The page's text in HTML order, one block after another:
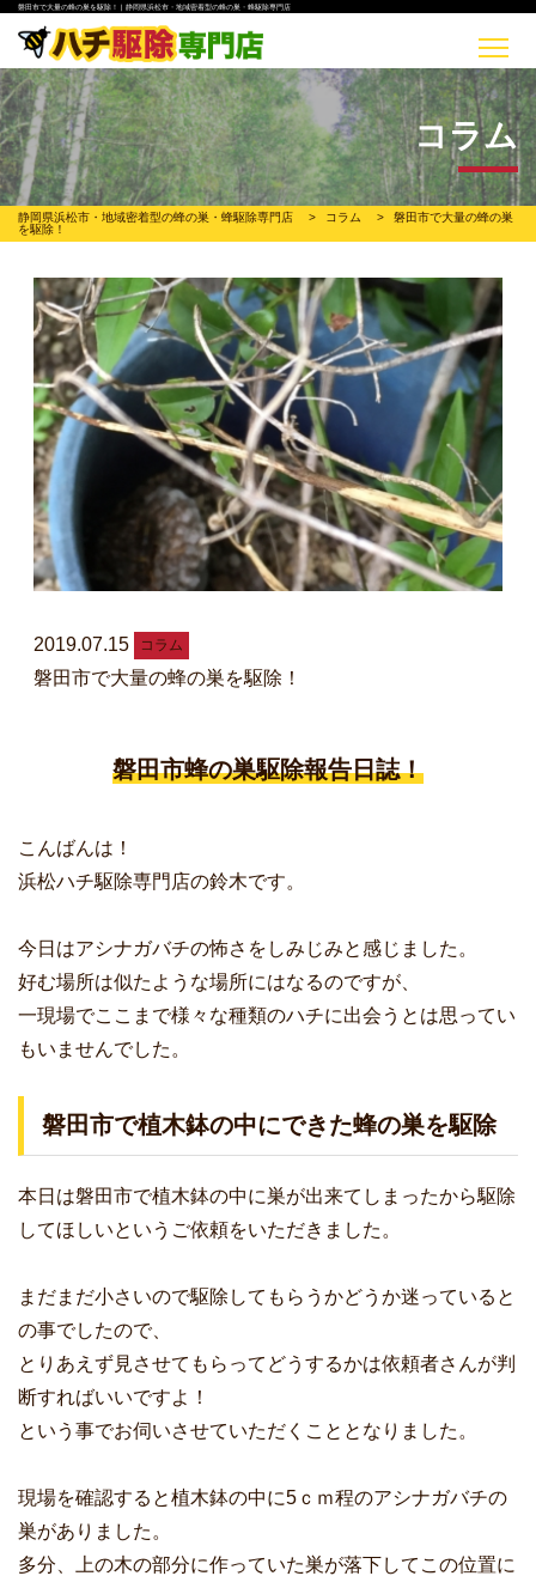
磐田市で大量の蜂の巣を駆除！ | 静岡県浜松市・地域密着型の蜂の巣・蜂駆除専門店
コラム
静岡県浜松市・地域密着型の蜂の巣・蜂駆除専門店 > コラム >
磐田市で大量の蜂の巣
を駆除！
2019.07.15 コラム
磐田市で大量の蜂の巣を駆除！
磐田市蜂の巣駆除報告日誌！
こんばんは！
浜松ハチ駆除専門店の鈴木です。
今日はアシナガバチの怖さをしみじみと感じました。
好む場所は似たような場所にはなるのですが、
一現場でここまで様々な種類のハチに出会うとは思ってい
もいませんでした。
磐田市で植木鉢の中にできた蜂の巣を駆除
本日は磐田市で植木鉢の中に巣が出来てしまったから駆除
してほしいというご依頼をいただきました。
まだまだ小さいので駆除してもらうかどうか迷っていると
の事でしたので、
とりあえず見させてもらってどうするかは依頼者さんが判
断すればいいですよ！
という事でお伺いさせていただくこととなりました。
現場を確認すると植木鉢の中に5ｃｍ程のアシナガバチの
巣がありました。
多分、上の木の部分に作っていた巣が落下してこの位置に